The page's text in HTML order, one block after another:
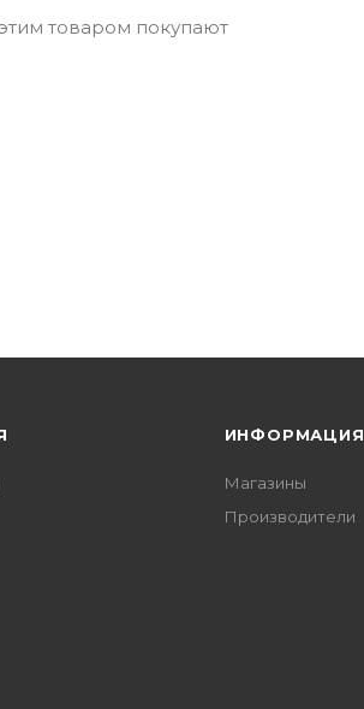
товаром покупают
ИНФОРМАЦИЯ
Магазины
Производители